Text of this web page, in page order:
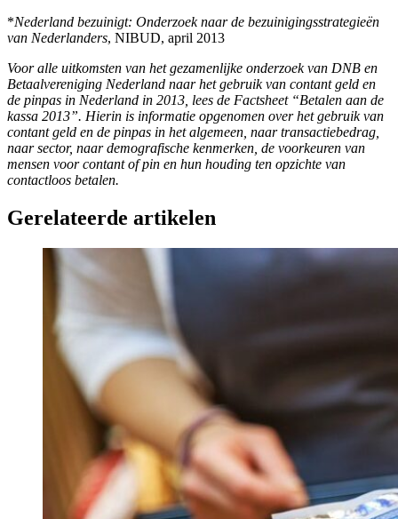
*Nederland bezuinigt: Onderzoek naar de bezuinigingsstrategieën
van Nederlanders, NIBUD, april 2013
Voor alle uitkomsten van het gezamenlijke onderzoek van DNB en
Betaalvereniging Nederland naar het gebruik van contant geld en
de pinpas in Nederland in 2013, lees de Factsheet “Betalen aan de
kassa 2013”. Hierin is informatie opgenomen over het gebruik van
contant geld en de pinpas in het algemeen, naar transactiebedrag,
naar sector, naar demografische kenmerken, de voorkeuren van
mensen voor contant of pin en hun houding ten opzichte van
contactloos betalen.
Gerelateerde artikelen